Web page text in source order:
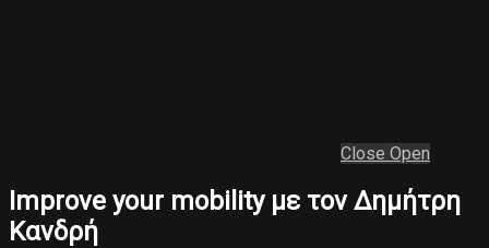
Close Open
Improve your mobility με τον Δημήτρη
Κανδρή